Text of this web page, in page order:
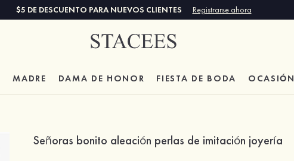
$5 DE DESCUENTO PARA NUEVOS CLIENTES Registrarse ahora
MADRE DAMA DE HONOR FIESTA DE BODA OCASIÓN
Señoras bonito aleación perlas de imitación joyería